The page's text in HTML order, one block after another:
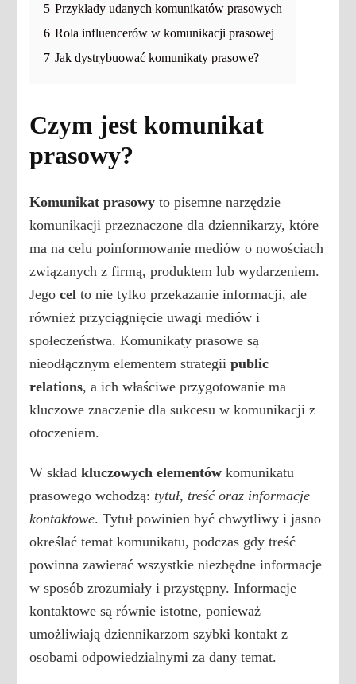
5 Przykłady udanych komunikatów prasowych
6 Rola influencerów w komunikacji prasowej
7 Jak dystrybuować komunikaty prasowe?
Czym jest komunikat
prasowy?
Komunikat prasowy to pisemne narzędzie
komunikacji przeznaczone dla dziennikarzy, które
ma na celu poinformowanie mediów o nowościach
związanych z firmą, produktem lub wydarzeniem.
Jegocel to nie tylko przekazanie informacji, ale
również przyciągnięcie uwagi mediów i
społeczeństwa. Komunikaty prasowe są
nieodłącznym elementem strategiipublic
relations, a ich właściwe przygotowanie ma
kluczowe znaczenie dla sukcesu w komunikacji z
otoczeniem.
W składkluczowych elementów komunikatu
prasowego wchodzą: tytuł, treść oraz informacje
kontaktowe. Tytuł powinien być chwytliwy i jasno
określać temat komunikatu, podczas gdy treść
powinna zawierać wszystkie niezbędne informacje
w sposób zrozumiały i przystępny. Informacje
kontaktowe są równie istotne, ponieważ
umożliwiają dziennikarzom szybki kontakt z
osobami odpowiedzialnymi za dany temat.